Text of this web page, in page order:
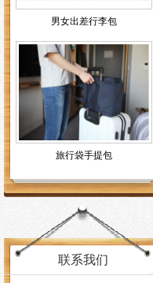
男女出差行李包
旅行袋手提包
联系我们